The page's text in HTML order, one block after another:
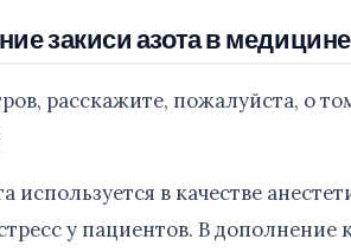
закиси азота в медицине
расскажите, пожалуйста, о
используется в качестве
у пациентов. В дополнение